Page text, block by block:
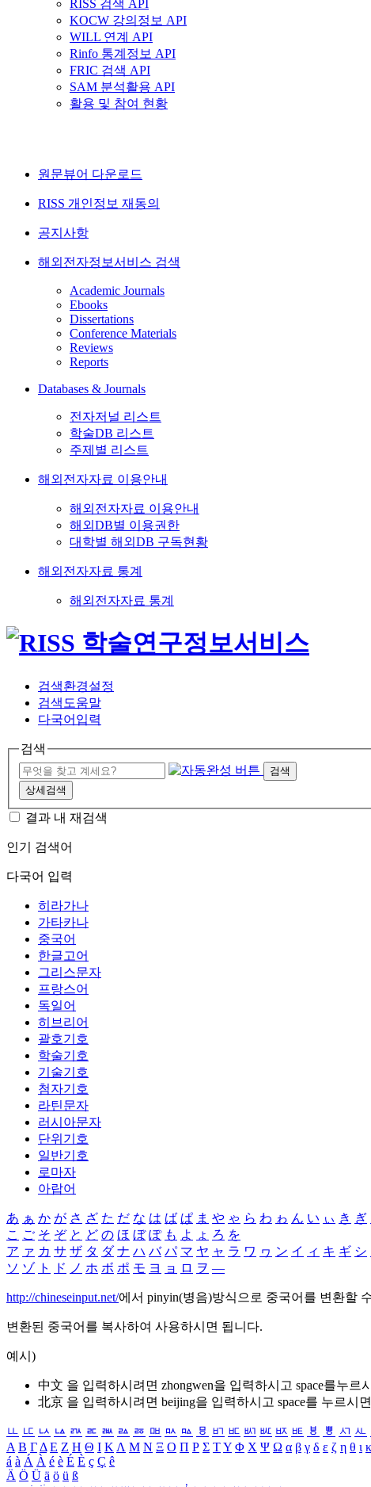
RISS 검색 API
KOCW 강의정보 API
WILL 연계 API
Rinfo 통계정보 API
FRIC 검색 API
SAM 분석활용 API
활용 및 참여 현황
원문뷰어 다운로드
RISS 개인정보 재동의
공지사항
해외전자정보서비스 검색
Academic Journals
Ebooks
Dissertations
Conference Materials
Reviews
Reports
Databases & Journals
전자저널 리스트
학술DB 리스트
주제별 리스트
해외전자자료 이용안내
해외전자자료 이용안내
해외DB별 이용권한
대학별 해외DB 구독현황
해외전자자료 통계
해외전자자료 통계
검색환경설정
검색도움말
다국어입력
검색
검색
상세검색
결과 내 재검색
인기 검색어
다국어 입력
히라가나
가타카나
중국어
한글고어
그리스문자
프랑스어
독일어
히브리어
괄호기호
학술기호
기술기호
첨자기호
라틴문자
러시아문자
단위기호
일반기호
로마자
아랍어
あ ぁ か が さ ざ た だ な は ば ぱ ま や ゃ ら わ ゎ ん い ぃ き ぎ
こ ご そ ぞ と ど の ほ ぼ ぽ も よ ょ ろ を
ア ァ カ サ ザ タ ダ ナ ハ バ パ マ ヤ ャ ラ ワ ヮ ン イ ィ キ ギ シ
ソ ゾ ト ド ノ ホ ボ ポ モ ヨ ョ ロ ヲ ―
http://chineseinput.net/에서 pinyin(병음)방식으로 중국어를 변환할
변환된 중국어를 복사하여 사용하시면 됩니다.
예시)
中文 을 입력하시려면 zhongwen을 입력하시고 space를누르
北京 을 입력하시려면 beijing을 입력하시고 space를 누르시
ㅥ ㅦ ㅧ ㅨ ㅩ ㅪ ㅫ ㅬ ㅭ ㅮ ㅯ ㅰ ㅱ ㅲ ㅳ ㅴ ㅵ ㅶ ㅷ ㅸ ㅹ ㅺ ㅻ
Α Β ΓΔ Ε Ζ Η Θ Ι ΚΛ Μ Ν Ξ Ο Π Ρ Σ ΤΥ Φ Χ Ψ Ω α β γ δ ε ζ η θ ι κ
á à Á À é è É È ç Ç ê
Ä Ö Ü ä ö ü ß